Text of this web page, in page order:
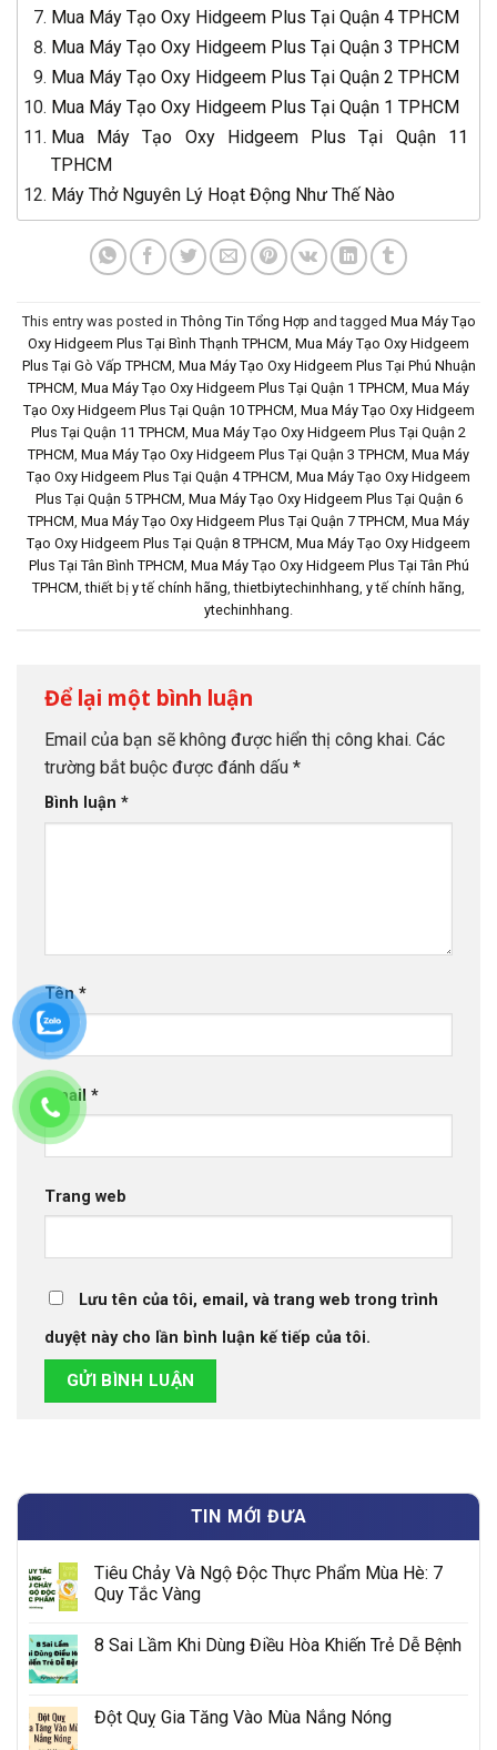
Mua Máy Tạo Oxy Hidgeem Plus Tại Quận 4 TPHCM
Mua Máy Tạo Oxy Hidgeem Plus Tại Quận 3 TPHCM
Mua Máy Tạo Oxy Hidgeem Plus Tại Quận 2 TPHCM
Mua Máy Tạo Oxy Hidgeem Plus Tại Quận 1 TPHCM
Mua Máy Tạo Oxy Hidgeem Plus Tại Quận 11
TPHCM
Máy Thở Nguyên Lý Hoạt Động Như Thế Nào
This entry was posted in Thông Tin Tổng Hợp and tagged Mua Máy Tạo
Oxy Hidgeem Plus Tại Bình Thạnh TPHCM Mua Máy Tạo Oxy Hidgeem
Plus Tại Gò Vấp TPHCM Mua Máy Tạo Oxy Hidgeem Plus Tại Phú Nhuận
TPHCM Mua Máy Tạo Oxy Hidgeem Plus Tại Quận 1 TPHCM Mua Máy
Tạo Oxy Hidgeem Plus Tại Quận 10 TPHCM Mua Máy Tạo Oxy Hidgeem
Plus Tại Quận 11 TPHCM Mua Máy Tạo Oxy Hidgeem Plus Tại Quận 2
TPHCM Mua Máy Tạo Oxy Hidgeem Plus Tại Quận 3 TPHCM Mua Máy
Tạo Oxy Hidgeem Plus Tại Quận 4 TPHCM Mua Máy Tạo Oxy Hidgeem
Plus Tại Quận 5 TPHCM Mua Máy Tạo Oxy Hidgeem Plus Tại Quận 6
TPHCM Mua Máy Tạo Oxy Hidgeem Plus Tại Quận 7 TPHCM Mua Máy
Tạo Oxy Hidgeem Plus Tại Quận 8 TPHCM Mua Máy Tạo Oxy Hidgeem
Plus Tại Tân Bình TPHCM Mua Máy Tạo Oxy Hidgeem Plus Tại Tân Phú
TPHCM ,thiết bị y tế chính hãng ,thietbiytechinhhang y tế chính hãng
ytechinhhang
Để lại một bình luận
Email của bạn sẽ không được hiển thị công khai. Các
trường bắt buộc được đánh dấu *
Bình luận *
Tên*
Email *
Trang web
Lưu tên của tôi, email, và trang web trong trình
duyệt này cho lần bình luận kế tiếp của tôi.
TIN MỚI ĐƯA
Tiêu Chảy Và Ngộ Độc Thực Phẩm Mùa Hè: 7
Quy Tắc Vàng
8 Sai Lầm Khi Dùng Điều Hòa Khiến Trẻ Dễ Bệnh
Đột Quỵ Gia Tăng Vào Mùa Nắng Nóng